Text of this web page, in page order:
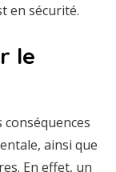
en sécurité.
le
ainsi que
En effet, un